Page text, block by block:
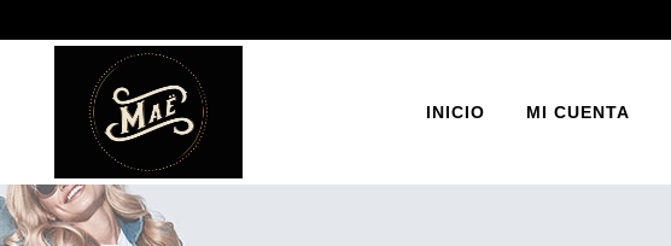
INICIO MI CUENTA